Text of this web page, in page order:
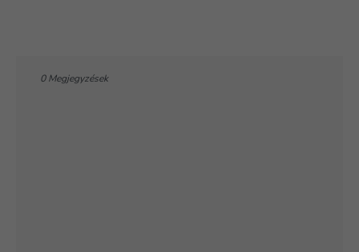
0 Megjegyzések